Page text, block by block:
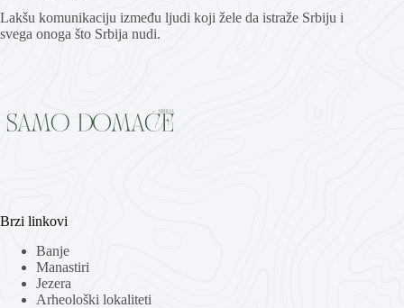
Lakšu komunikaciju između ljudi koji žele da istraže Srbiju i
svega onoga što Srbija nudi.
Brzi linkovi
Banje
Manastiri
Jezera
Arheološki lokaliteti